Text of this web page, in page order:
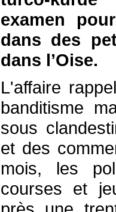
examen
dans des
dans l’Oise.
L'affaire
banditisme
sous
et des
mois, les
courses et